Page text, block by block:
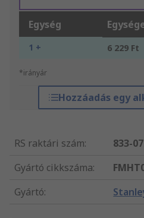
Egység
1 + 6 229 Ft
*irányár
Hozzáadás egy
RS raktári szám:
833-
Gyártó cikkszáma:
Gyártó: